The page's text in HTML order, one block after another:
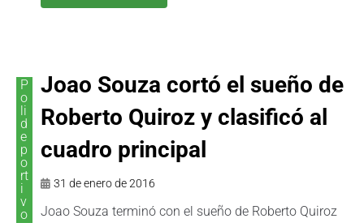
P
o
li
d
e
p
o
rt
i
v
o
Joao Souza cortó el sueño de
Roberto Quiroz y clasificó al
cuadro principal
31 de enero de 2016
Joao Souza terminó con el sueño de Roberto Quiroz